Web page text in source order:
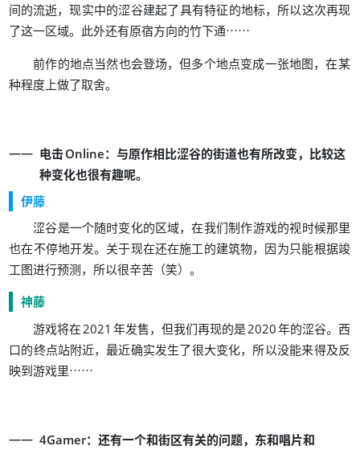
间的流逝，现实中的涩谷建起了具有特征的地标， 所以这次再现
了这一区域。 此外还有原宿方向的竹下通……
前作的地点当然也会登场，但多个地点变成一张地图，在某
种程度上做了取舍。
电击Online： 与原作相比涩谷的街道也有所改变， 比较这
种变化也很有趣呢。
伊藤
涩谷是一个随时变化的区域，在我们制作游戏的视时候那里
也在不停地开发。 关于现在还在施工的建筑物， 因为只能根据竣
工图进行预测， 所以很辛苦 （笑）。
神藤
游戏将在 2021 年发售，但我们再现的是2020年的涩谷。西
口的终点站附近，最近确实发生了很大变化， 所以没能来得及反
映到游戏里……
4Gamer： 还有一个和街区有关的问题， 东和唱片和